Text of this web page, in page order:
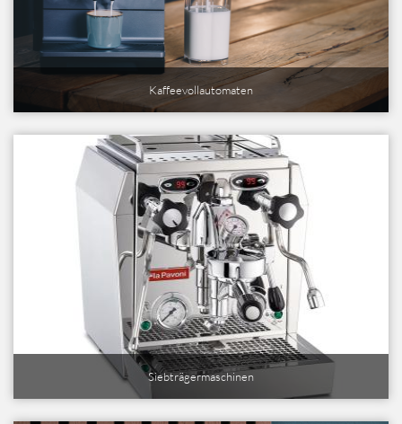
Kaffeevollautomaten
Siebträgermaschinen